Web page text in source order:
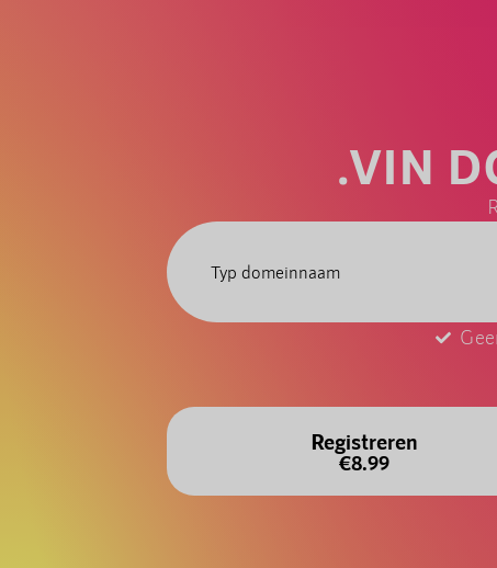
.VIN
Registreren
€8.99